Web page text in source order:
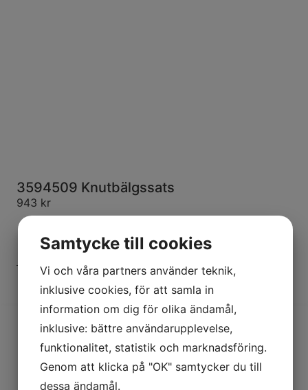
3594509 Knutbälgssats
943 kr
LÄGG TILL I VARUKORG
Samtycke till cookies
Vi och våra partners använder teknik,
inklusive cookies, för att samla in
information om dig för olika ändamål,
inklusive: bättre användarupplevelse,
funktionalitet, statistik och marknadsföring.
Genom att klicka på "OK" samtycker du till
dessa ändamål.